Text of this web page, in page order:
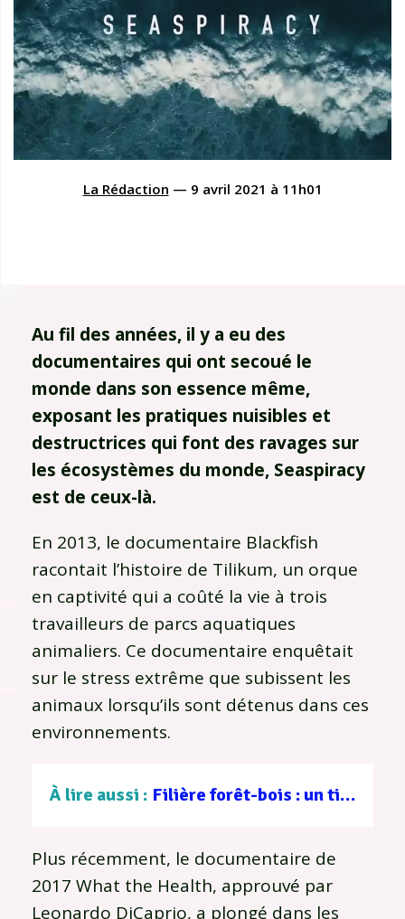
La Rédaction — 9 avril 2021 à 11h01
Au fil des années, il y a eu des
documentaires qui ont secoué le
monde dans son essence même,
exposant les pratiques nuisibles et
destructrices qui font des ravages sur
les écosystèmes du monde, Seaspiracy
est de ceux-là.
En 2013, le documentaire Blackfish
racontait l’histoire de Tilikum, un orque
en captivité qui a coûté la vie à trois
travailleurs de parcs aquatiques
animaliers. Ce documentaire enquêtait
sur le stress extrême que subissent les
animaux lorsqu’ils sont détenus dans ces
environnements.
À lire aussi : Filière forêt-bois : un tissu d’entreprises au service d’une gestion durable
Plus récemment, le documentaire de
2017 What the Health, approuvé par
Leonardo DiCaprio, a plongé dans les